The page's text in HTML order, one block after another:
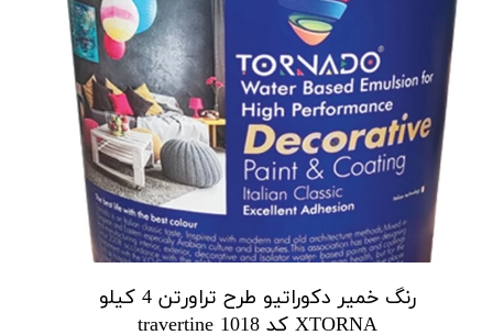
رنگ خمیر دکوراتیو طرح تراورتن 4 کیلو
XTORNA کد 1018 travertine